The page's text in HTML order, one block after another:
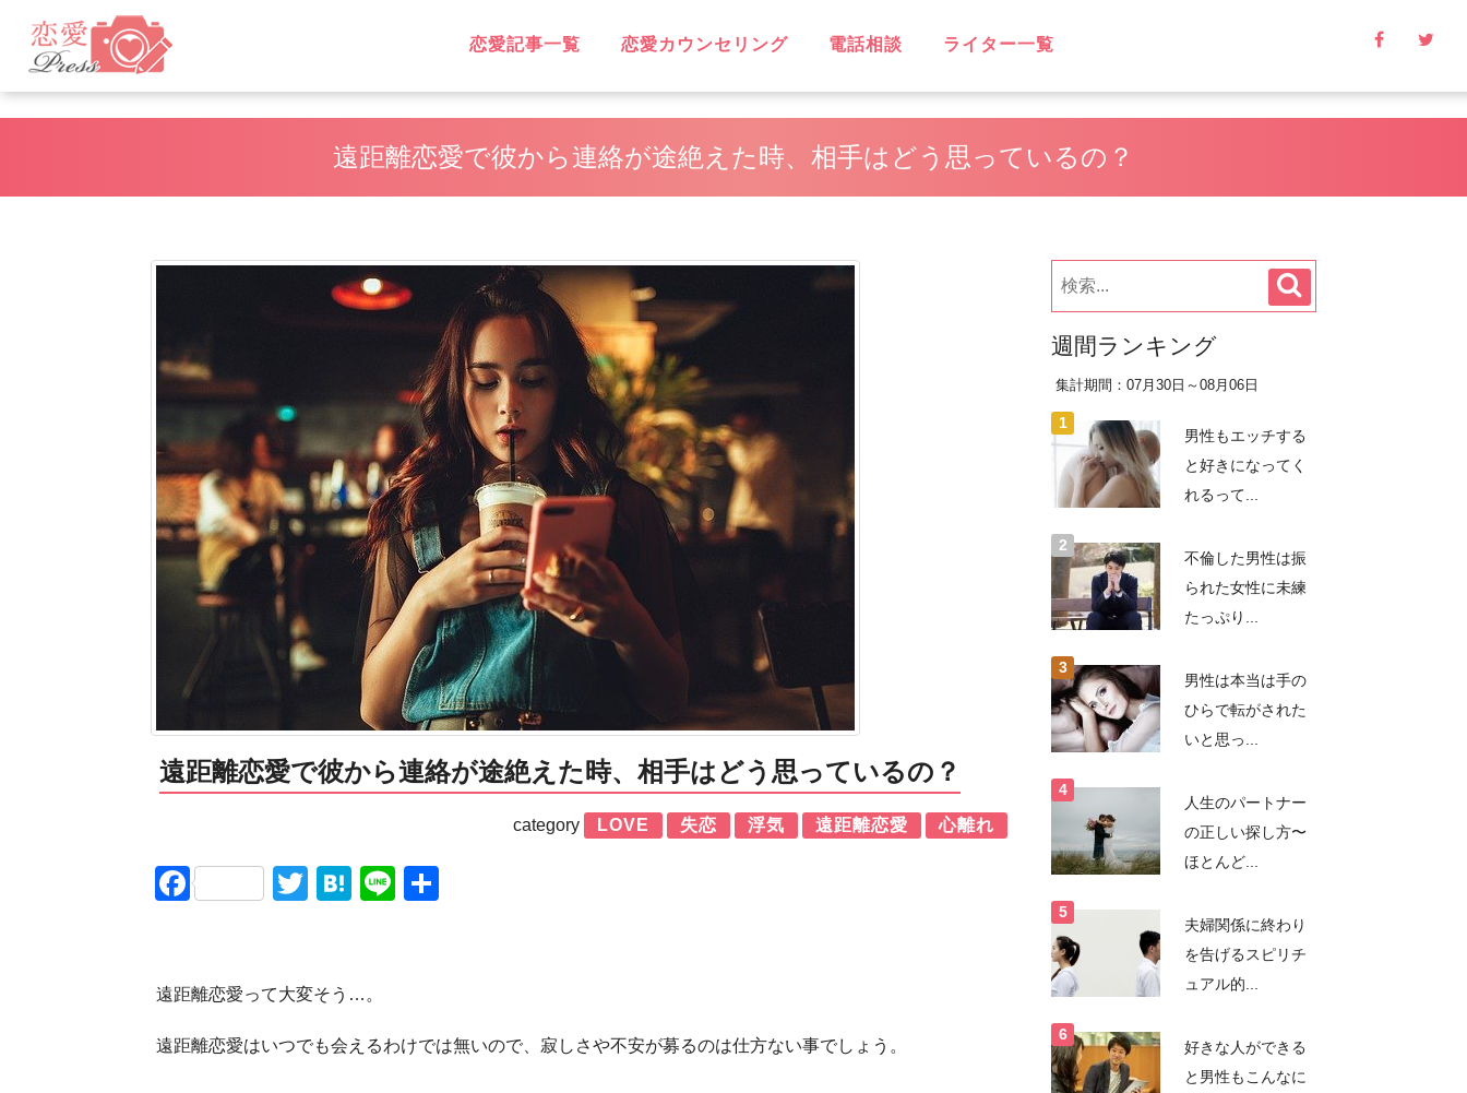
恋愛記事一覧
LOVE
不倫
無料相談
片思い
復縁
失恋
浮気
遠距離恋愛
略奪愛
ソウルメイト
スピリチュアル
恋に効く♡
笑えるネタ
子持ち
出会い
デート・旅行
同性愛
結婚
男性心理
恋愛ウォッチャー
ハッピーライフ
ヘルシーライフ
LGBT
恋愛カウンセリング 電話相談 ライター一覧
遠距離恋愛で彼から連絡が途絶えた時、相手はどう思っているの？
遠距離恋愛で彼から連絡が途絶えた時、相手はどう思っているの？
category LOVE 失恋 浮気 遠距離恋愛 心離れ
FacebookTwitterHatena
Line
遠距離恋愛って大変そう…。
遠距離恋愛はいつでも会えるわけでは無いので、寂しさや不安が募るのは仕方ない事でしょう。
週間ランキング
集計期間：07月30日～08月06日
男性もエッチする
と好きになってく
れるって...
不倫した男性は振
られた女性に未練
たっぷり...
男性は本当は手の
ひらで転がされた
いと思っ...
人生のパートナー
の正しい探し方〜
ほとんど...
夫婦関係に終わり
を告げるスピリチ
ュアル的...
好きな人ができる
と男性もこんなに